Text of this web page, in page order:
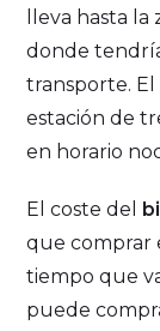
lleva hasta
donde
transporte.
estación de
en horario
El coste del
que comprar
tiempo que
puede